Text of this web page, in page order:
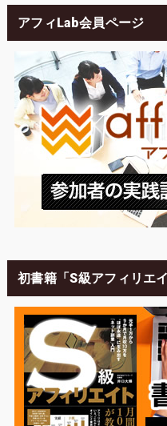
アフィLab会員ページ
初書籍「S級アフィリエ